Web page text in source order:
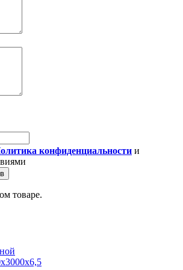
конфиденциальности и
товаре.